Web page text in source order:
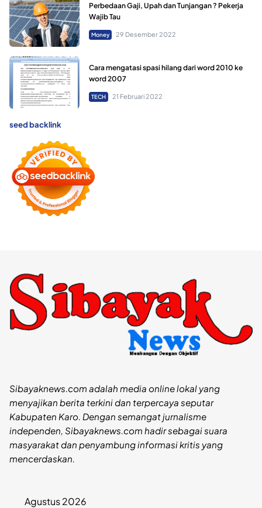
Perbedaan Gaji, Upah dan Tunjangan ? Pekerja
Wajib Tau
Money 29 Desember 2022
Cara mengatasi spasi hilang dari word 2010 ke
word 2007
TECH 21 Februari 2022
seed backlink
Sibayaknews.com adalah media online lokal yang
menyajikan berita terkini dan terpercaya seputar
Kabupaten Karo. Dengan semangat jurnalisme
independen, Sibayaknews.com hadir sebagai suara
masyarakat dan penyambung informasi kritis yang
mencerdaskan.
Agustus 2026